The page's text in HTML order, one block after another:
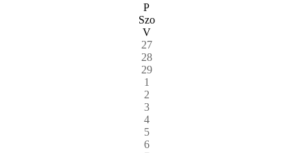
P
Szo
V
27
28
29
1
2
3
4
5
6